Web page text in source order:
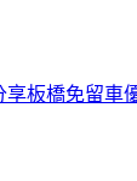
享板橋免留車